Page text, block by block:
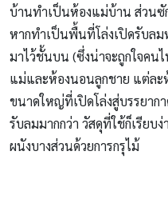
บ้านทำเป็นห้องแม่บ้าน ส่วนซั
หากทำเป็นพื้นที่โล่งเปิดรับลม
มาไว้ชั้นบน (ซึ่งน่าจะถูกใจคน
แม่และห้องนอนลูกชาย แต่ละ
ขนาดใหญ่ที่เปิดโล่งสู่บรรยาก
รับลมมากกว่า วัสดุที่ใช้ก็เรียบ
ผนังบางส่วนด้วยการกรุไม้